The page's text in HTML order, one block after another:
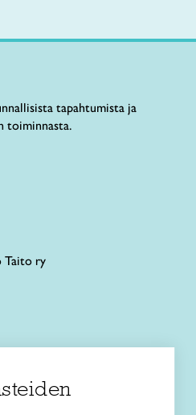
tapahtumista ja
toiminnasta.
Taito ry